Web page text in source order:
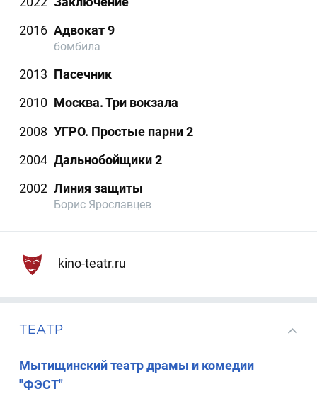
2016 Адвокат 9
бомбила
2013 Пасечник
2010 Москва. Три вокзала
2008 УГРО. Простые парни 2
2004 Дальнобойщики 2
2002 Линия защиты
Борис Ярославцев
kino-teatr.ru
ТЕАТР
Мытищинский театр драмы и комедии
"ФЭСТ"